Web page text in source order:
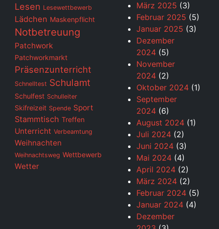
Lesen Lesewettbewerb
Lädchen Maskenpflicht
Notbetreuung
Patchwork
Patchworkmarkt
Präsenzunterricht
Schnelltest Schulamt
Schulfest Schulleiter
Skifreizeit Spende Sport
Stammtisch Treffen
Unterricht Verbeamtung
Weihnachten
Weihnachtsweg Wettbewerb
Wetter
März 2025 (3)
Februar 2025 (5)
Januar 2025 (3)
Dezember
2024 (5)
November
2024 (2)
Oktober 2024 (1)
September
2024 (6)
August 2024 (1)
Juli 2024 (2)
Juni 2024 (3)
Mai 2024 (4)
April 2024 (2)
März 2024 (2)
Februar 2024 (5)
Januar 2024 (4)
Dezember